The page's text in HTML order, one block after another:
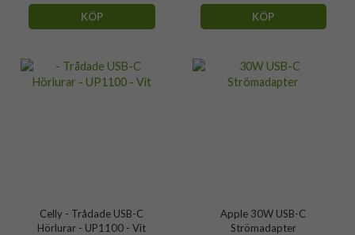
KÖP KÖP
Celly - Trådade USB-C
Hörlurar - UP1100 - Vit
Apple 30W USB-C
Strömadapter